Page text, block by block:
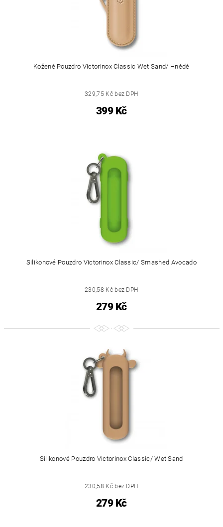
Kožené Pouzdro Victorinox Classic Wet Sand/ Hnědé
329,75 Kč bez DPH
399 Kč
Silikonové Pouzdro Victorinox Classic/ Smashed Avocado
230,58 Kč bez DPH
279 Kč
Silikonové Pouzdro Victorinox Classic/ Wet Sand
230,58 Kč bez DPH
279 Kč